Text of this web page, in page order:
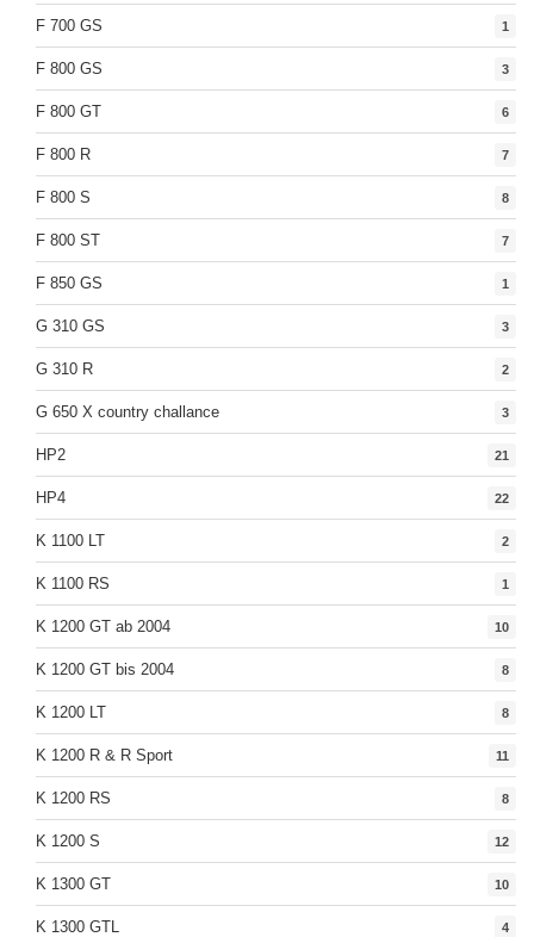
F 700 GS 1
F 800 GS 3
F 800 GT 6
F 800 R 7
F 800 S 8
F 800 ST 7
F 850 GS 1
G 310 GS 3
G 310 R 2
G 650 X country challance 3
HP2 21
HP4 22
K 1100 LT 2
K 1100 RS 1
K 1200 GT ab 2004 10
K 1200 GT bis 2004 8
K 1200 LT 8
K 1200 R & R Sport 11
K 1200 RS 8
K 1200 S 12
K 1300 GT 10
K 1300 GTL 4